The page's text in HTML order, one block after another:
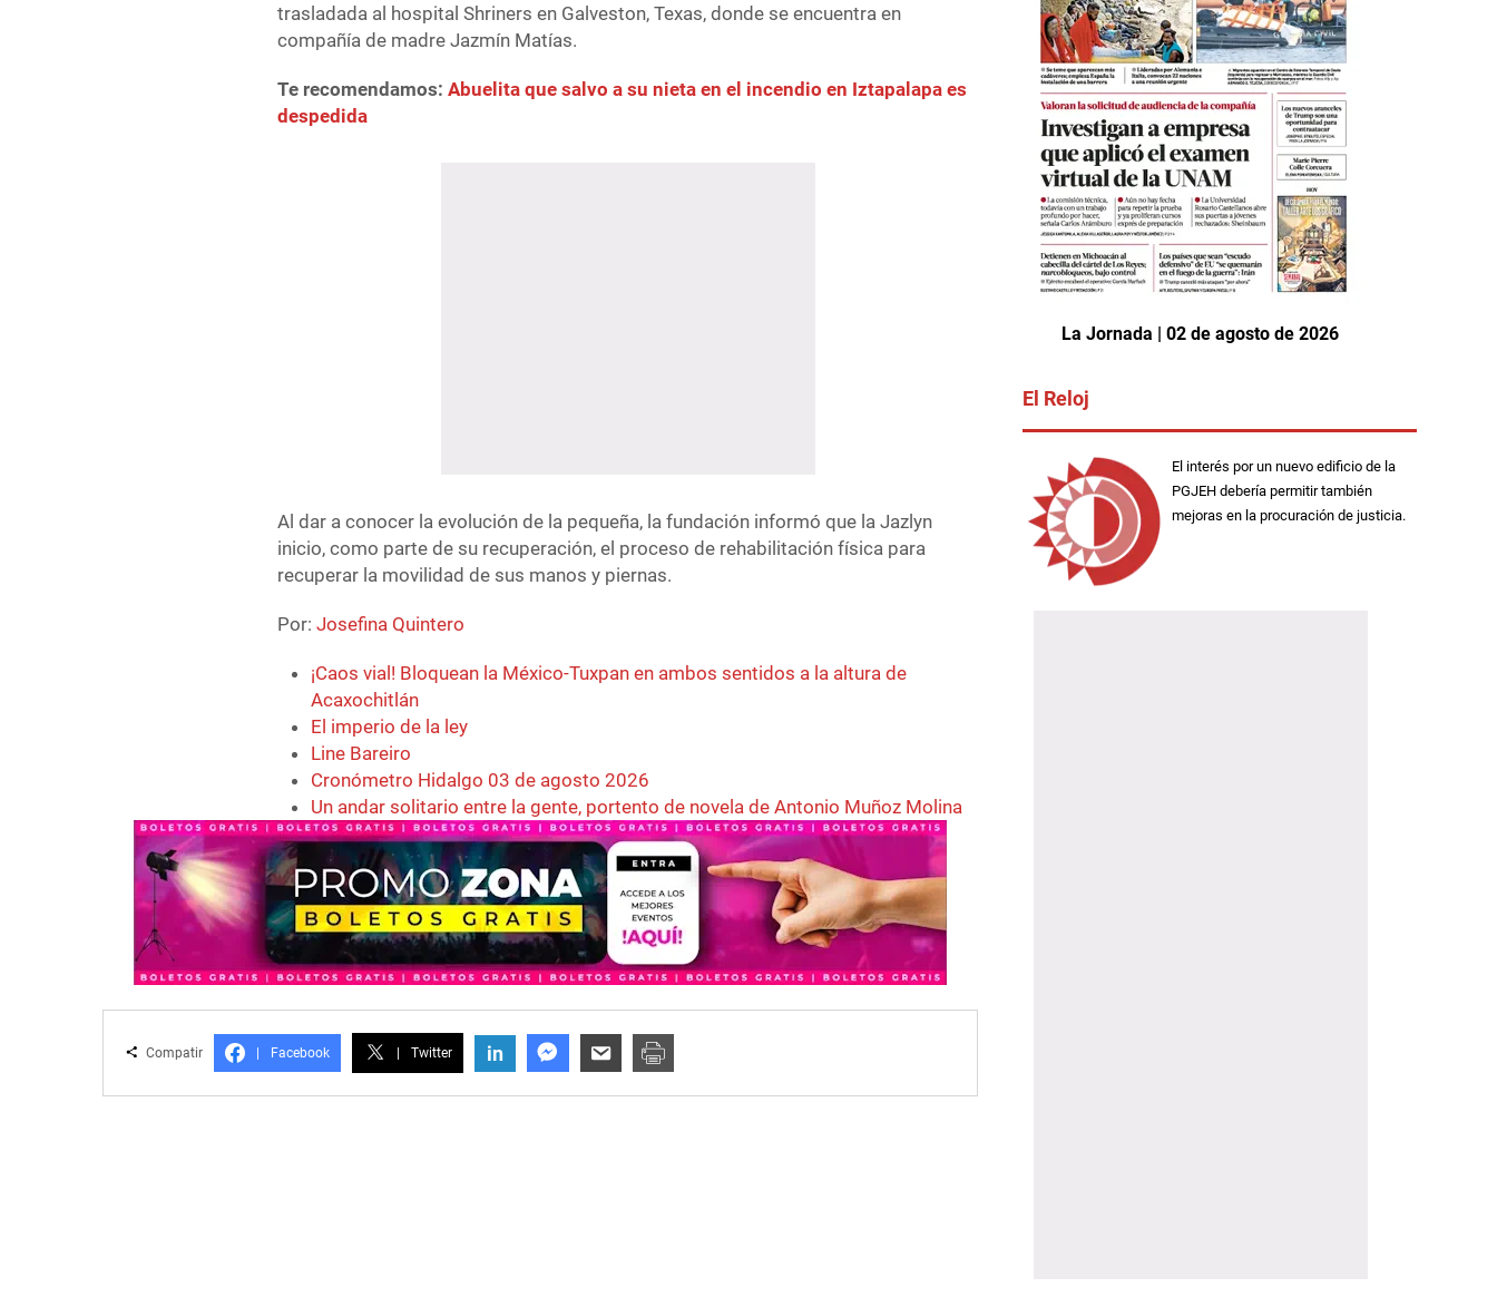
trasladada al hospital Shriners en Galveston, Texas, donde se encuentra en
compañía de madre Jazmín Matías.
Te recomendamos:Abuelita que salvo a su nieta en el incendio en Iztapalapa es
despedida
Al dar a conocer la evolución de la pequeña, la fundación informó que la Jazlyn
inicio, como parte de su recuperación, el proceso de rehabilitación física para
recuperar la movilidad de sus manos y piernas.
Por:Josefina Quintero
¡Caos vial! Bloquean la México-Tuxpan en ambos sentidos a la altura de
Acaxochitlán
El imperio de la ley
Line Bareiro
Cronómetro Hidalgo 03 de agosto 2026
Un andar solitario entre la gente, portento de novela de Antonio Muñoz Molina
Compatir Facebook Twitter in
La Jornada | 02 de agosto de 2026
El Reloj
El interés por un nuevo edificio de la
PGJEH debería permitir también
mejoras en la procuración de justicia.